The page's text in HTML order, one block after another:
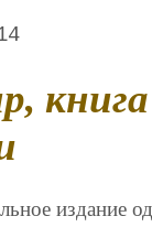
издание